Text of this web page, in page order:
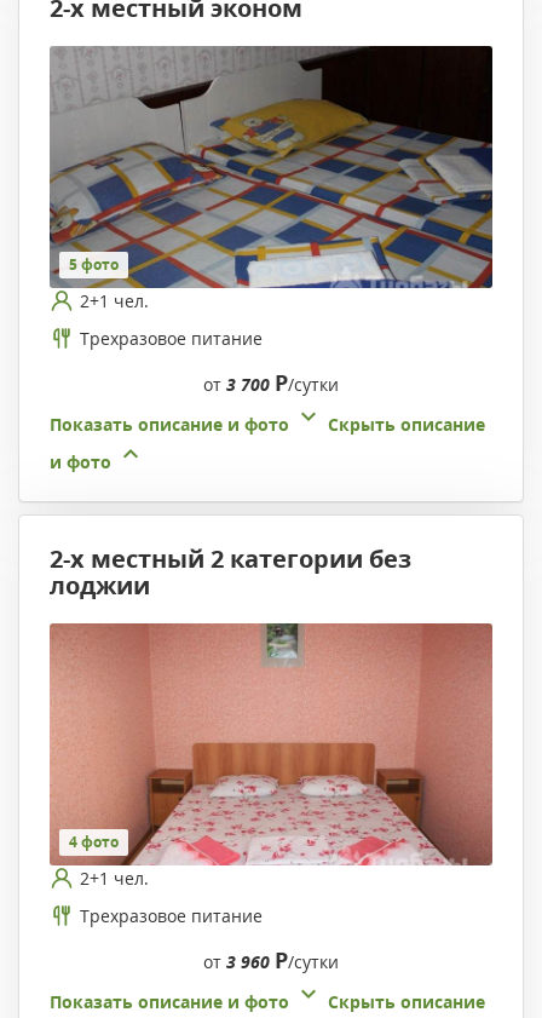
2-х местный эконом
5 фото
2+1 чел.
Трехразовое питание
от 3 700 Р/сутки
Показать описание и фото
Скрыть описание
и фото
2-х местный 2 категории без
лоджии
4 фото
2+1 чел.
Трехразовое питание
от 3 960 Р/сутки
Показать описание и фото
Скрыть описание